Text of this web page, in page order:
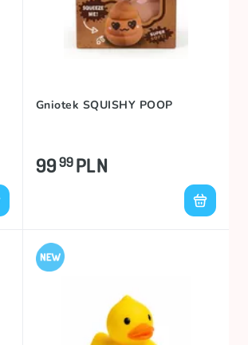
Gniotek SQUISHY POOP
9999PLN